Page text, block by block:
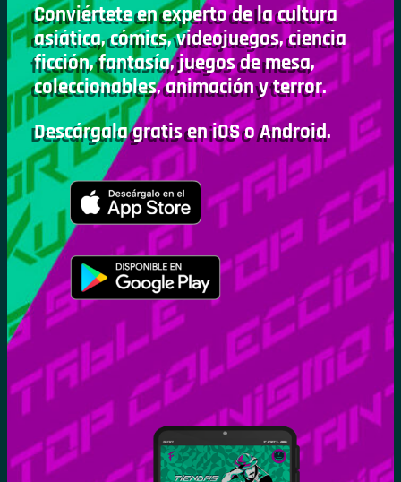
Conviértete en experto de la cultura
asiática, cómics, videojuegos, ciencia
ficción, fantasía, juegos de mesa,
coleccionables, animación y terror.
Descárgala gratis en iOS o Android.